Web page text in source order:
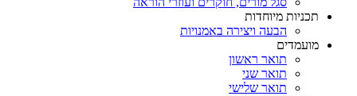
תכניות מיוחדות
הבעה ויצירה באמנויות
מועמדים
תואר ראשון
תואר שני
תואר שלישי